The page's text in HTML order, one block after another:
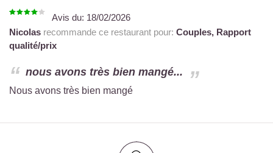
Avis du: 18/02/2026
Nicolas recommande ce restaurant pour: Couples, Rapport
qualité/prix
nous avons très bien mangé...
Nous avons très bien mangé